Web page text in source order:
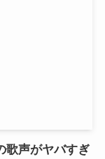
歌声がヤバすぎ